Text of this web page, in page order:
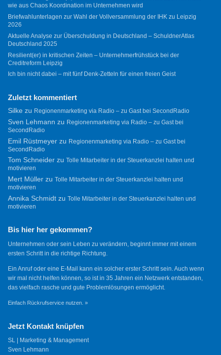
wie aus Chaos Koordination im Unternehmen wird
Briefwahlunterlagen zur Wahl der Vollversammlung der IHK zu Leipzig
2026
Aktuelle Analyse zur Überschuldung in Deutschland – SchuldnerAtlas
Deutschland 2025
Resilient(er) in kritischen Zeiten – Unternehmerfrühstück bei der
Creditreform Leipzig
Ich bin nicht dabei – mit fünf Denk-Zetteln für einen freien Geist
Zuletzt kommentiert
Silkezu Regionenmarketing via Radio – zu Gast bei SecondRadio
Sven Lehmann zu Regionenmarketing via Radio – zu Gast bei
SecondRadio
Emil Rüstmeyerzu Regionenmarketing via Radio – zu Gast bei
SecondRadio
Tom Schneiderzu Tolle Mitarbeiter in der Steuerkanzlei halten und
motivieren
Mert Müllerzu Tolle Mitarbeiter in der Steuerkanzlei halten und
motivieren
Annika Schmidtzu Tolle Mitarbeiter in der Steuerkanzlei halten und
motivieren
Bis hier her gekommen?
Unternehmen oder sein Leben zu verändern, beginnt immer mit einem
ersten Schritt in die richtige Richtung.
Ein Anruf oder eine E-Mail kann ein solcher erster Schritt sein. Auch wenn
wir mal nicht helfen können, so ist in 35 Jahren ein Netzwerk entstanden,
das vielfach rasche und gute Problemlösungen ermöglicht.
Einfach Rückrufservice nutzen. »
Jetzt Kontakt knüpfen
SL | Marketing & Management
Sven Lehmann